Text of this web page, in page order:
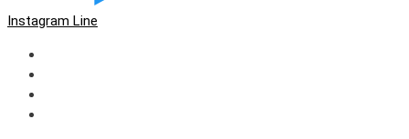
Instagram Line